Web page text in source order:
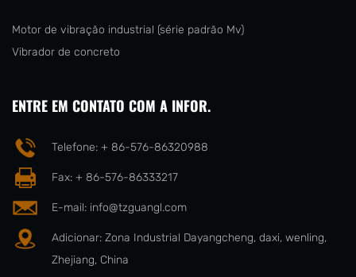
Motor de vibração industrial (série padrão Mv)
Vibrador de concreto
ENTRE EM CONTATO COM A INFOR.
Telefone: + 86-576-86320988
Fax: + 86-576-86333217
E-mail: info@tzguangl.com
Adicionar: Zona Industrial Dayangcheng, daxi, wenling,
Zhejiang, China